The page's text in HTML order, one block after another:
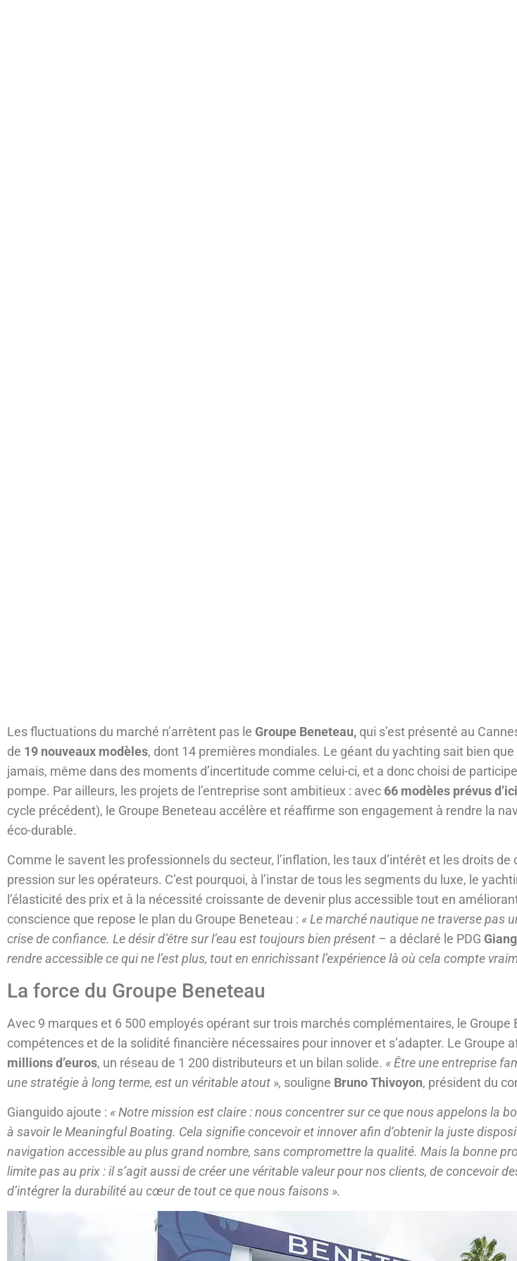
Les fluctuations du marché n’arrêtent pas le Groupe Beneteau, qui s’est présenté au
de 19 nouveaux modèles, dont 14 premières mondiales. Le géant du yachting sait bien
jamais, même dans des moments d’incertitude comme celui-ci, et a donc choisi de
pompe. Par ailleurs, les projets de l’entreprise sont ambitieux : avec 66 modèles prévus
cycle précédent), le Groupe Beneteau accélère et réaffirme son engagement à rendre la
éco-durable.
Comme le savent les professionnels du secteur, l’inflation, les taux d’intérêt et les droits
pression sur les opérateurs. C’est pourquoi, à l’instar de tous les segments du luxe, le
l’élasticité des prix et à la nécessité croissante de devenir plus accessible tout en
conscience que repose le plan du Groupe Beneteau : « Le marché nautique ne traverse pas
crise de confiance. Le désir d’être sur l’eau est toujours bien présent – a déclaré le PDG
rendre accessible ce qui ne l’est plus, tout en enrichissant l’expérience là où cela compte
La force du Groupe Beneteau
Avec 9 marques et 6 500 employés opérant sur trois marchés complémentaires, le Groupe
compétences et de la solidité financière nécessaires pour innover et s’adapter. Le Groupe
millions d’euros, un réseau de 1 200 distributeurs et un bilan solide. « Être une entreprise
une stratégie à long terme, est un véritable atout », souligne Bruno Thivoyon, président du
Gianguido ajoute : « Notre mission est claire : nous concentrer sur ce que nous appelons la
à savoir leMeaningful Boating. Cela signifie concevoir et innover afin d’obtenir la juste
navigation accessible au plus grand nombre, sans compromettre la qualité. Mais la bonne
limite pas au prix : il s’agit aussi de créer une véritable valeur pour nos clients, de concevoir
d’intégrer la durabilité au cœur de tout ce que nous faisons ».